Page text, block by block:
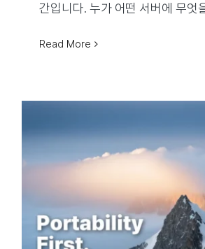
간입니다. 누가 어떤 서버에 무엇
Read More